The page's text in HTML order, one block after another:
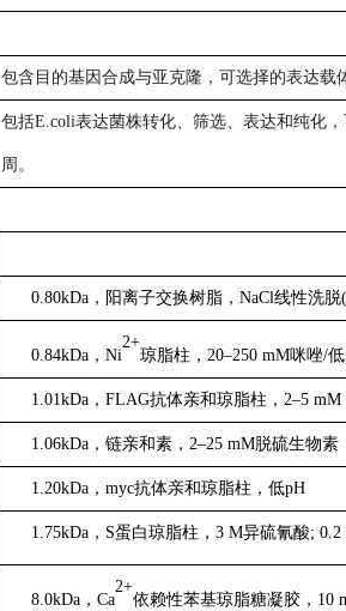
包含目的基因合成与亚克隆，可选择的表达载
包括E.coli表达菌株转化、筛选、表达和纯化，
周。
0.80kDa，阳离子交换树脂，NaCl线性洗脱
0.84kDa，Ni
2+
琼脂柱，20–250 mM咪唑/
1.01kDa，FLAG抗体亲和琼脂柱，2–5 mM
1.06kDa，链亲和素，2–25 mM脱硫生物素
1.20kDa，myc抗体亲和琼脂柱，低pH
1.75kDa，S蛋白琼脂柱，3 M异硫氰酸;
8.0kDa，Ca
2+
依赖性苯基琼脂糖凝胶，10